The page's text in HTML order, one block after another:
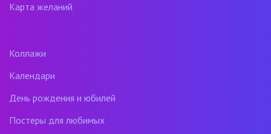
Карта желаний
Коллажи
Календари
День рождения и юбилей
Постеры для любимых